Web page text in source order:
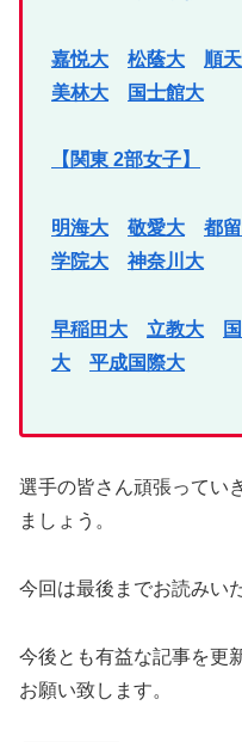
嘉悦大 松蔭大 順
美林大
国士館大
【関東 2部女子】
明海大 敬愛大 都
学院大
神奈川大
早稲田大 立教大
大
平成国際大
選手の皆さん頑張ってい
ましょう。
今回は最後までお読みい
今後とも有益な記事を更
お願い致します。